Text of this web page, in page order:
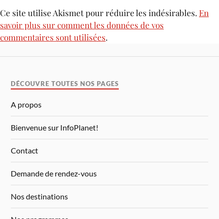
Ce site utilise Akismet pour réduire les indésirables. En
savoir plus sur comment les données de vos
commentaires sont utilisées.
DÉCOUVRE TOUTES NOS PAGES
A propos
Bienvenue sur InfoPlanet!
Contact
Demande de rendez-vous
Nos destinations